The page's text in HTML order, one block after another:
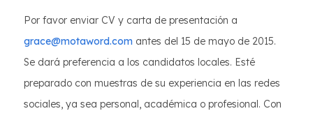
Por favor enviar CV y carta de presentación a
grace@motaword.com antes del 15 de mayo de 2015.
Se dará preferencia a los candidatos locales. Esté
preparado con muestras de su experiencia en las redes
sociales, ya sea personal, académica o profesional. Con